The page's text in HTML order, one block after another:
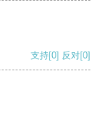
支持[0] 反对[0]